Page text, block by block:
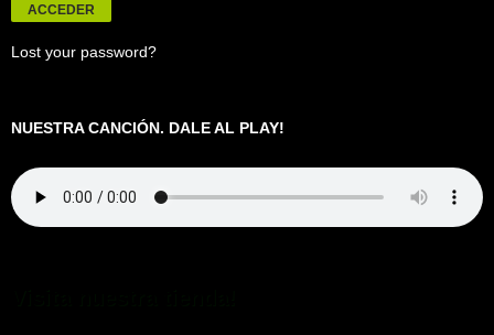
Lost your password?
NUESTRA CANCIÓN. DALE AL PLAY!